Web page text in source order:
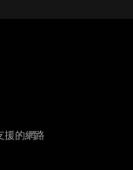
援的網路